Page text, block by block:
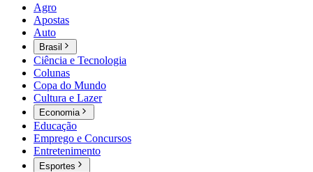
Agro
Apostas
Auto
Brasil
Ciência e Tecnologia
Colunas
Copa do Mundo
Cultura e Lazer
Economia
Educação
Emprego e Concursos
Entretenimento
Esportes